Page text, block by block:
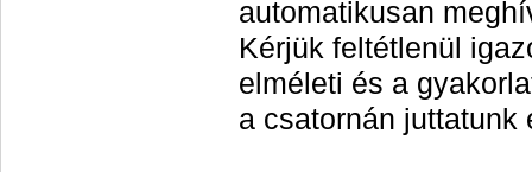
automatikusan
Kérjük feltétlenül
elméleti és a
a csatornán juttatunk